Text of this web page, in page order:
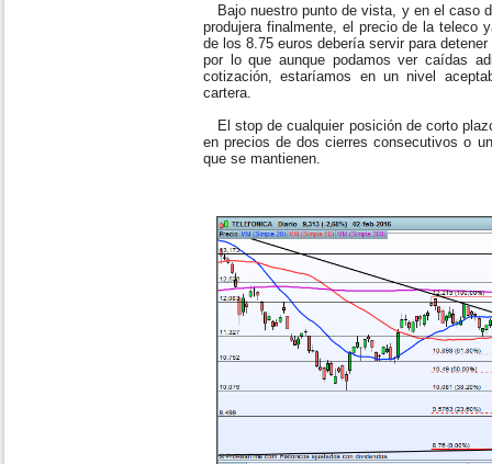
Bajo nuestro punto de vista, y en el caso
produjera finalmente, el precio de la teleco
de los 8.75 euros debería servir para
por lo que aunque podamos ver caídas
cotización, estaríamos en un nivel
cartera.
El stop de cualquier posición de corto
en precios de dos cierres consecutivos o
que se mantienen.